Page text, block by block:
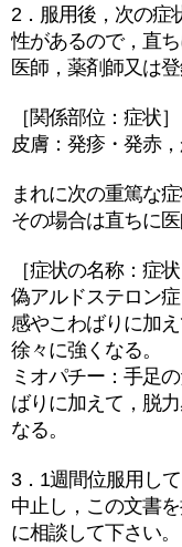
2．服用後，次の症
性があるので，直
医師，薬剤師又は
［関係部位：症状］
皮膚：発疹・発赤
まれに次の重篤な
その場合は直ちに
［症状の名称：症状
偽アルドステロン
感やこわばりに加
徐々に強くなる。
ミオパチー：手足
ばりに加えて，脱
なる。
3．1週間位服用し
中止し，この文書
に相談して下さい。